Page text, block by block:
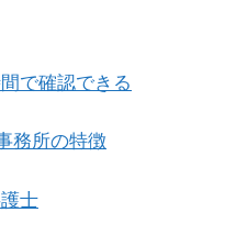
で確認できる
務所の特徴
士